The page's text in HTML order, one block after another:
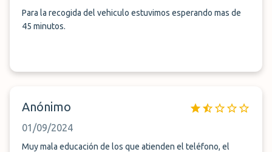
Para la recogida del vehiculo estuvimos esperando mas de
45 minutos.
Anónimo
01/09/2024
Muy mala educación de los que atienden el teléfono, el